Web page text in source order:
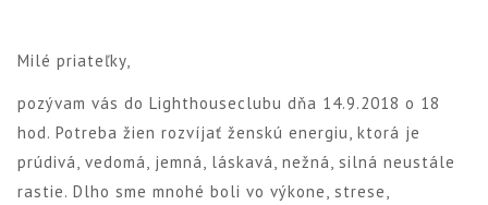
Milé priateľky,
pozývam vás do Lighthouseclubu dňa 14.9.2018 o 18
hod. Potreba žien rozvíjať ženskú energiu, ktorá je
prúdivá, vedomá, jemná, láskavá, nežná, silná neustále
rastie. Dlho sme mnohé boli vo výkone, strese,